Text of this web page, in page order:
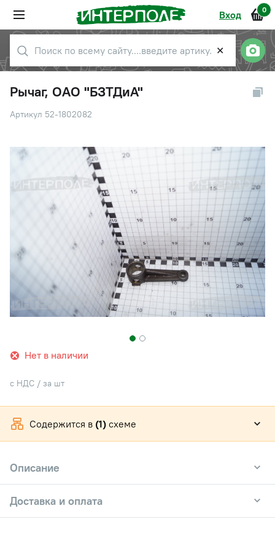
Вход 0
✕
Рычаг, ОАО "БЗТДиА"
Артикул 52-1802082
Нет в наличии
с НДС / за шт
Содержится в (1) схеме
Описание
Доставка и оплата